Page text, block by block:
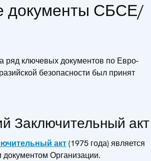
документы СБСЕ/
ряд ключевых документов по Евро-
безопасности был принят
Заключительный акт
акт(1975 года) является
Организации.